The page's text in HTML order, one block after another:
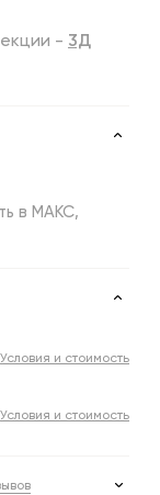
- 3Д
в МАКС,
Условия и стоимость
Условия и стоимость